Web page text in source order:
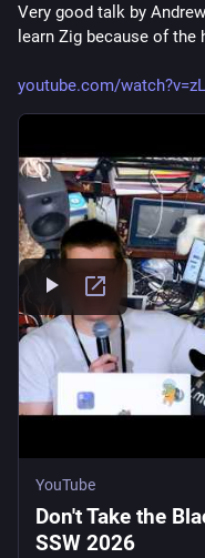
Very good talk by
learn Zig because of the
youtube.com/
YouTube
Don't Take the
SSW 2026